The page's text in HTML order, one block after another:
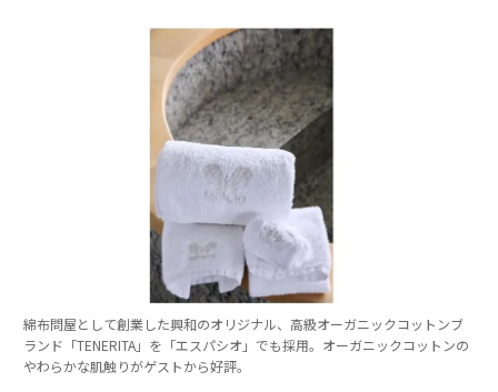
綿布問屋として創業した興和のオリジナル、高級オーガニックコットンブ
ランド「TENERITA」を「エスパシオ」でも採用。オーガニックコットンの
やわらかな肌触りがゲストから好評。